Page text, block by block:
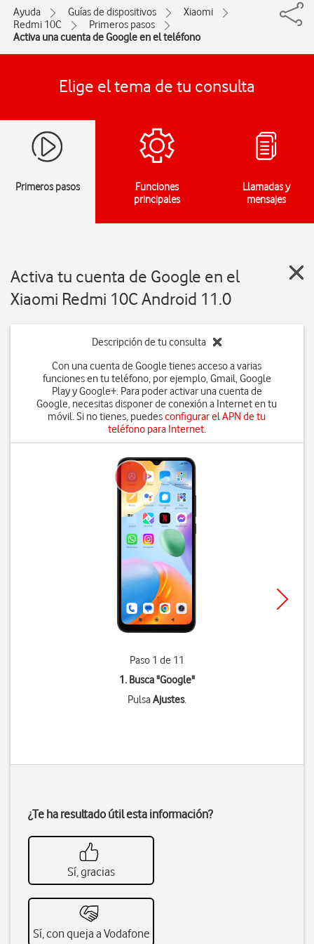
Ayuda Guías de dispositivos
Xiaomi
Redmi 10C
Primeros pasos
Activa una cuenta de Google en el teléfono
Elige el tema de tu consulta
Primeros pasos
Funciones
principales
Llamadas y
mensajes
Activa tu cuenta de Google en el
Xiaomi Redmi 10C Android 11.0
Descripción de tu consulta
Con una cuenta de Google tienes acceso a varias
funciones en tu teléfono, por ejemplo, Gmail, Google
Play y Google+. Para poder activar una cuenta de
Google, necesitas disponer de conexión a Internet en tu
móvil. Si no tienes, puedesconfigurar el APN de tu
teléfono para Internet.
Paso 1 de 11
1. Busca "Google"
PulsaAjustes.
¿Te ha resultado útil esta información?
Sí, gracias
Sí, con queja a Vodafone